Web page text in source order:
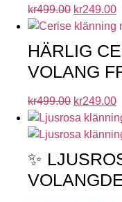
kr499.00 kr249.00
HÄRLIG
VOLANG
kr499.00 kr249.00
✨